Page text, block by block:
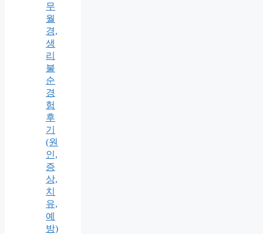
무
월
경,
생
리
불
순
경
험
후
기
(원
인,
증
상,
치
유,
예
방)